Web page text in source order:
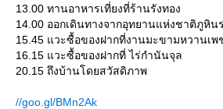
13.00 ทานอาหารเที่ยงที่ร้านรังทอง
14.00 ออกเดินทางจากอุทยานแห่งชาติภูหิน
15.45 แวะซื้อของฝากที่งานมะขามหวานเ
16.15 แวะซื้อของฝากที่ ไร่กำนันจุล
20.15 ถึงบ้านโดยสวัสดิภาพ
//goo.gl/BMn2Ak